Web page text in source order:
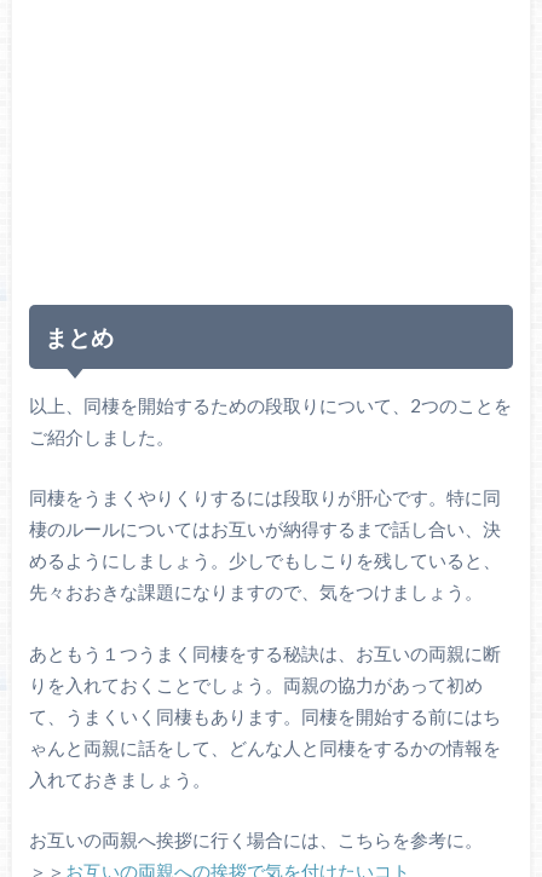
まとめ
以上、同棲を開始するための段取りについて、2つのことを
ご紹介しました。
同棲をうまくやりくりするには段取りが肝心です。特に同
棲のルールについてはお互いが納得するまで話し合い、決
めるようにしましょう。少しでもしこりを残していると、
先々おおきな課題になりますので、気をつけましょう。
あともう１つうまく同棲をする秘訣は、お互いの両親に断
りを入れておくことでしょう。両親の協力があって初め
て、うまくいく同棲もあります。同棲を開始する前にはち
ゃんと両親に話をして、どんな人と同棲をするかの情報を
入れておきましょう。
お互いの両親へ挨拶に行く場合には、こちらを参考に。
＞＞ お互いの両親への挨拶で気を付けたいコト